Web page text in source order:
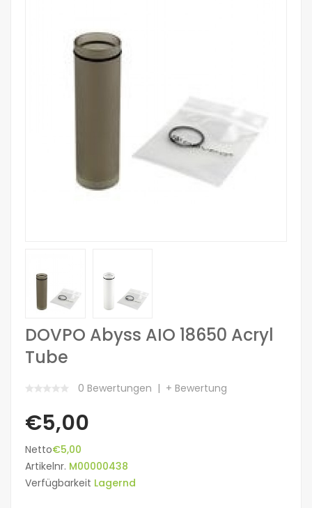
DOVPO Abyss AIO 18650 Acryl
Tube
0 Bewertungen + Bewertung
€5,00
Netto€5,00
Artikelnr. M00000438
Verfügbarkeit Lagernd